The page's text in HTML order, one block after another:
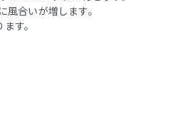
合いが増します。
す。